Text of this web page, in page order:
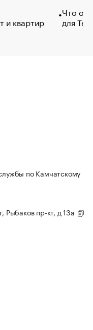
и квартир
Что
для
по Камчатскому
Рыбаков пр-кт, д 13а